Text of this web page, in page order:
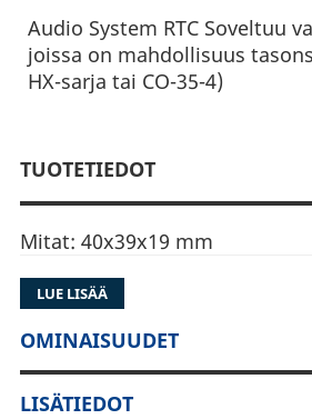
Audio System RTC Soveltuu
joissa on mahdollisuus
HX-sarja tai CO-35-4)
TUOTETIEDOT
Mitat: 40x39x19 mm
LUE LISÄÄ
OMINAISUUDET
LISÄTIEDOT